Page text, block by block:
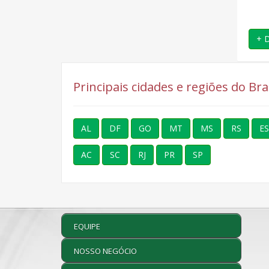
+
Principais cidades e regiões do
AL DF GO MT MS RS ES
AC SC RJ PR SP
EQUIPE
NOSSO NEGÓCIO